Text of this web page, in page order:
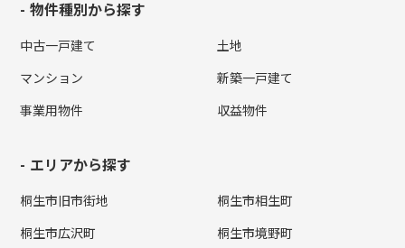
物件種別から探す
中古一戸建て
土地
マンション
新築一戸建て
事業用物件
収益物件
エリアから探す
桐生市旧市街地
桐生市相生町
桐生市広沢町
桐生市境野町